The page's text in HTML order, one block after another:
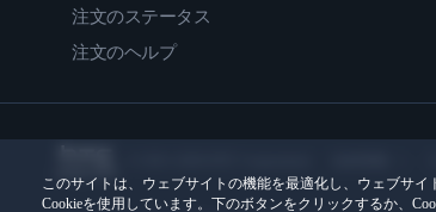
このサイトは、ウェブサイトの機能を最適化し、ウェブサ
Cookieを使用しています。下のボタンをクリックするか、
注文のステータス
注文のヘルプ